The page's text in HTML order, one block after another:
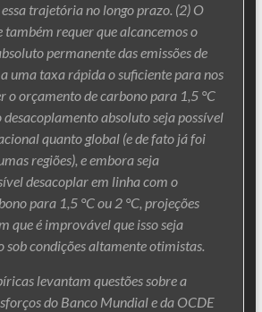
trajetória no longo prazo. (2) O
requer que alcancemos o
permanente das emissões de
uma taxa rápida o suficiente para nos
o orçamento de carbono para 1,5 °C
desacoplamento absoluto seja possível
quanto global (e de fato já foi
regiões), e embora seja
desacoplar em linha com o
para 1,5 °C ou 2 °C, projeções
que é improvável que isso seja
sob condições altamente otimistas.
levantam questões sobre a
do Banco Mundial e da OCDE